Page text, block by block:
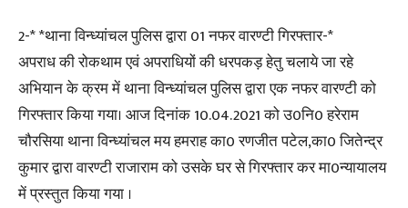
2-* *थाना विन्ध्यांचल पुलिस द्वारा 01 नफर वारण्टी गिरफ्तार-*
अपराध की रोकथाम एवं अपराधियों की धरपकड़ हेतु चलाये जा रहे
अभियान के क्रम में थाना विन्ध्यांचल पुलिस द्वारा एक नफर वारण्टी को
गिरफ्तार किया गया। आज दिनांक 10.04.2021 को उ0नि0 हरेराम
चौरसिया थाना विन्ध्यांचल मय हमराह का0 रणजीत पटेल,का0 जितेन्द्र
कुमार द्वारा वारण्टी राजाराम को उसके घर से गिरफ्तार कर मा0न्यायालय
में प्रस्तुत किया गया ।